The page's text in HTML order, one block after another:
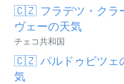
🇨🇿 フラデツ・クラ
ヴェーの天気
チェコ共和国
🇨🇿 パルドゥビツェ
気